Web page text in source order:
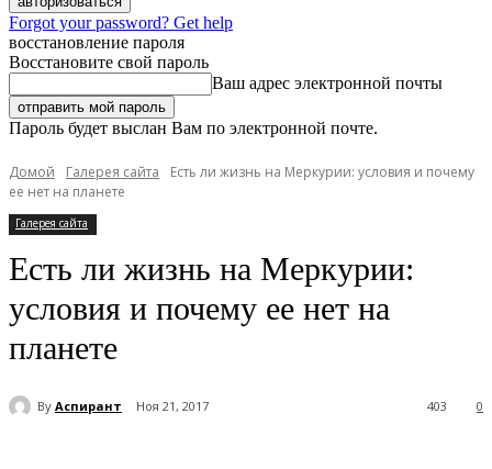
Forgot your password? Get help
восстановление пароля
Восстановите свой пароль
Ваш адрес электронной почты
Пароль будет выслан Вам по электронной почте.
Домой Галерея сайта
Есть ли жизнь на Меркурии: условия и почему
ее нет на планете
Галерея сайта
Есть ли жизнь на Меркурии:
условия и почему ее нет на
планете
By Аспирант Ноя 21, 2017 0
403